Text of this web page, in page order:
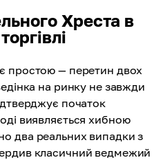
Хреста в
простою — перетин двох
на ринку не завжди
початок
виявляється хибною
два реальних випадки з
класичний ведмежий